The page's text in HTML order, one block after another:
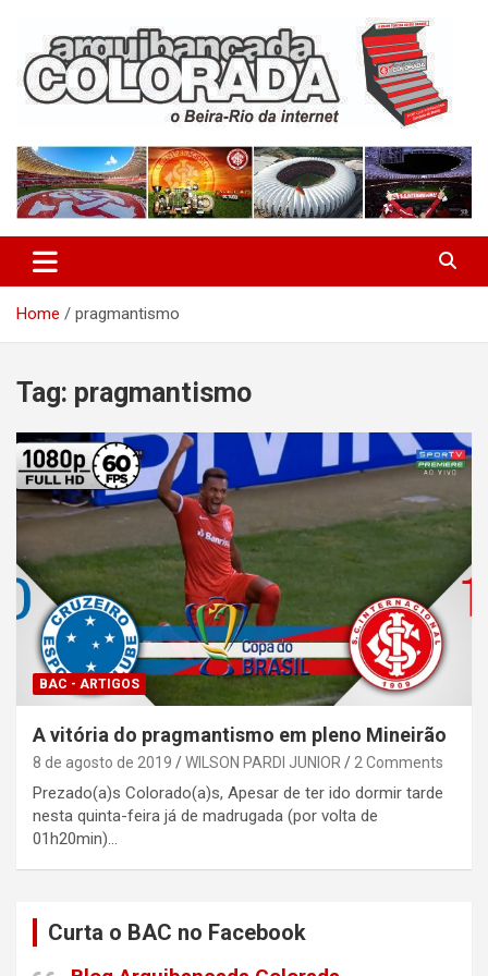
content
Arquibancada Colorada
Home pragmantismo
Tag: pragmantismo
BAC - ARTIGOS
A vitória do pragmantismo em pleno Mineirão
8 de agosto de 2019 WILSON PARDI JUNIOR 2 Comments
Prezado(a)s Colorado(a)s, Apesar de ter ido dormir tarde
nesta quinta-feira já de madrugada (por volta de
01h20min)…
Curta o BAC no Facebook